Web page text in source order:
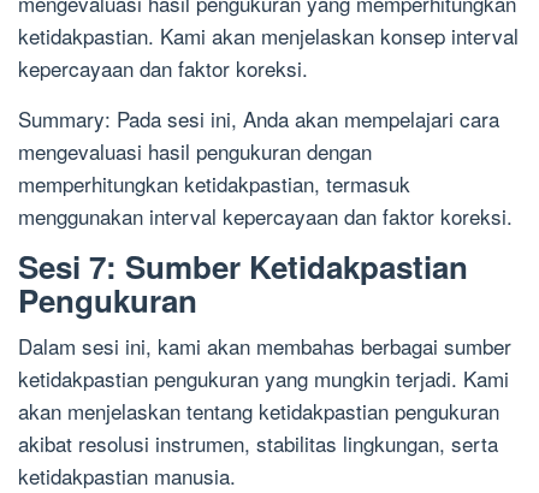
ketidakpastian. Kami akan menjelaskan konsep interval
kepercayaan dan faktor koreksi.
Summary: Pada sesi ini, Anda akan mempelajari cara
mengevaluasi hasil pengukuran dengan
memperhitungkan ketidakpastian, termasuk
menggunakan interval kepercayaan dan faktor koreksi.
Sesi 7: Sumber Ketidakpastian
Pengukuran
Dalam sesi ini, kami akan membahas berbagai sumber
ketidakpastian pengukuran yang mungkin terjadi. Kami
akan menjelaskan tentang ketidakpastian pengukuran
akibat resolusi instrumen, stabilitas lingkungan, serta
ketidakpastian manusia.